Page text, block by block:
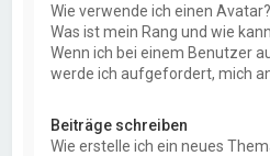
Wie verwende ich einen Avatar?
Was ist mein Rang und wie
Wenn ich bei einem Benutzer
werde ich aufgefordert, mich
Beiträge schreiben
Wie erstelle ich ein neues